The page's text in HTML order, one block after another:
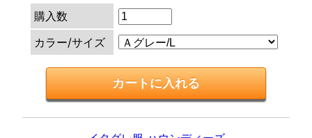
購入数
カラー/サイズ